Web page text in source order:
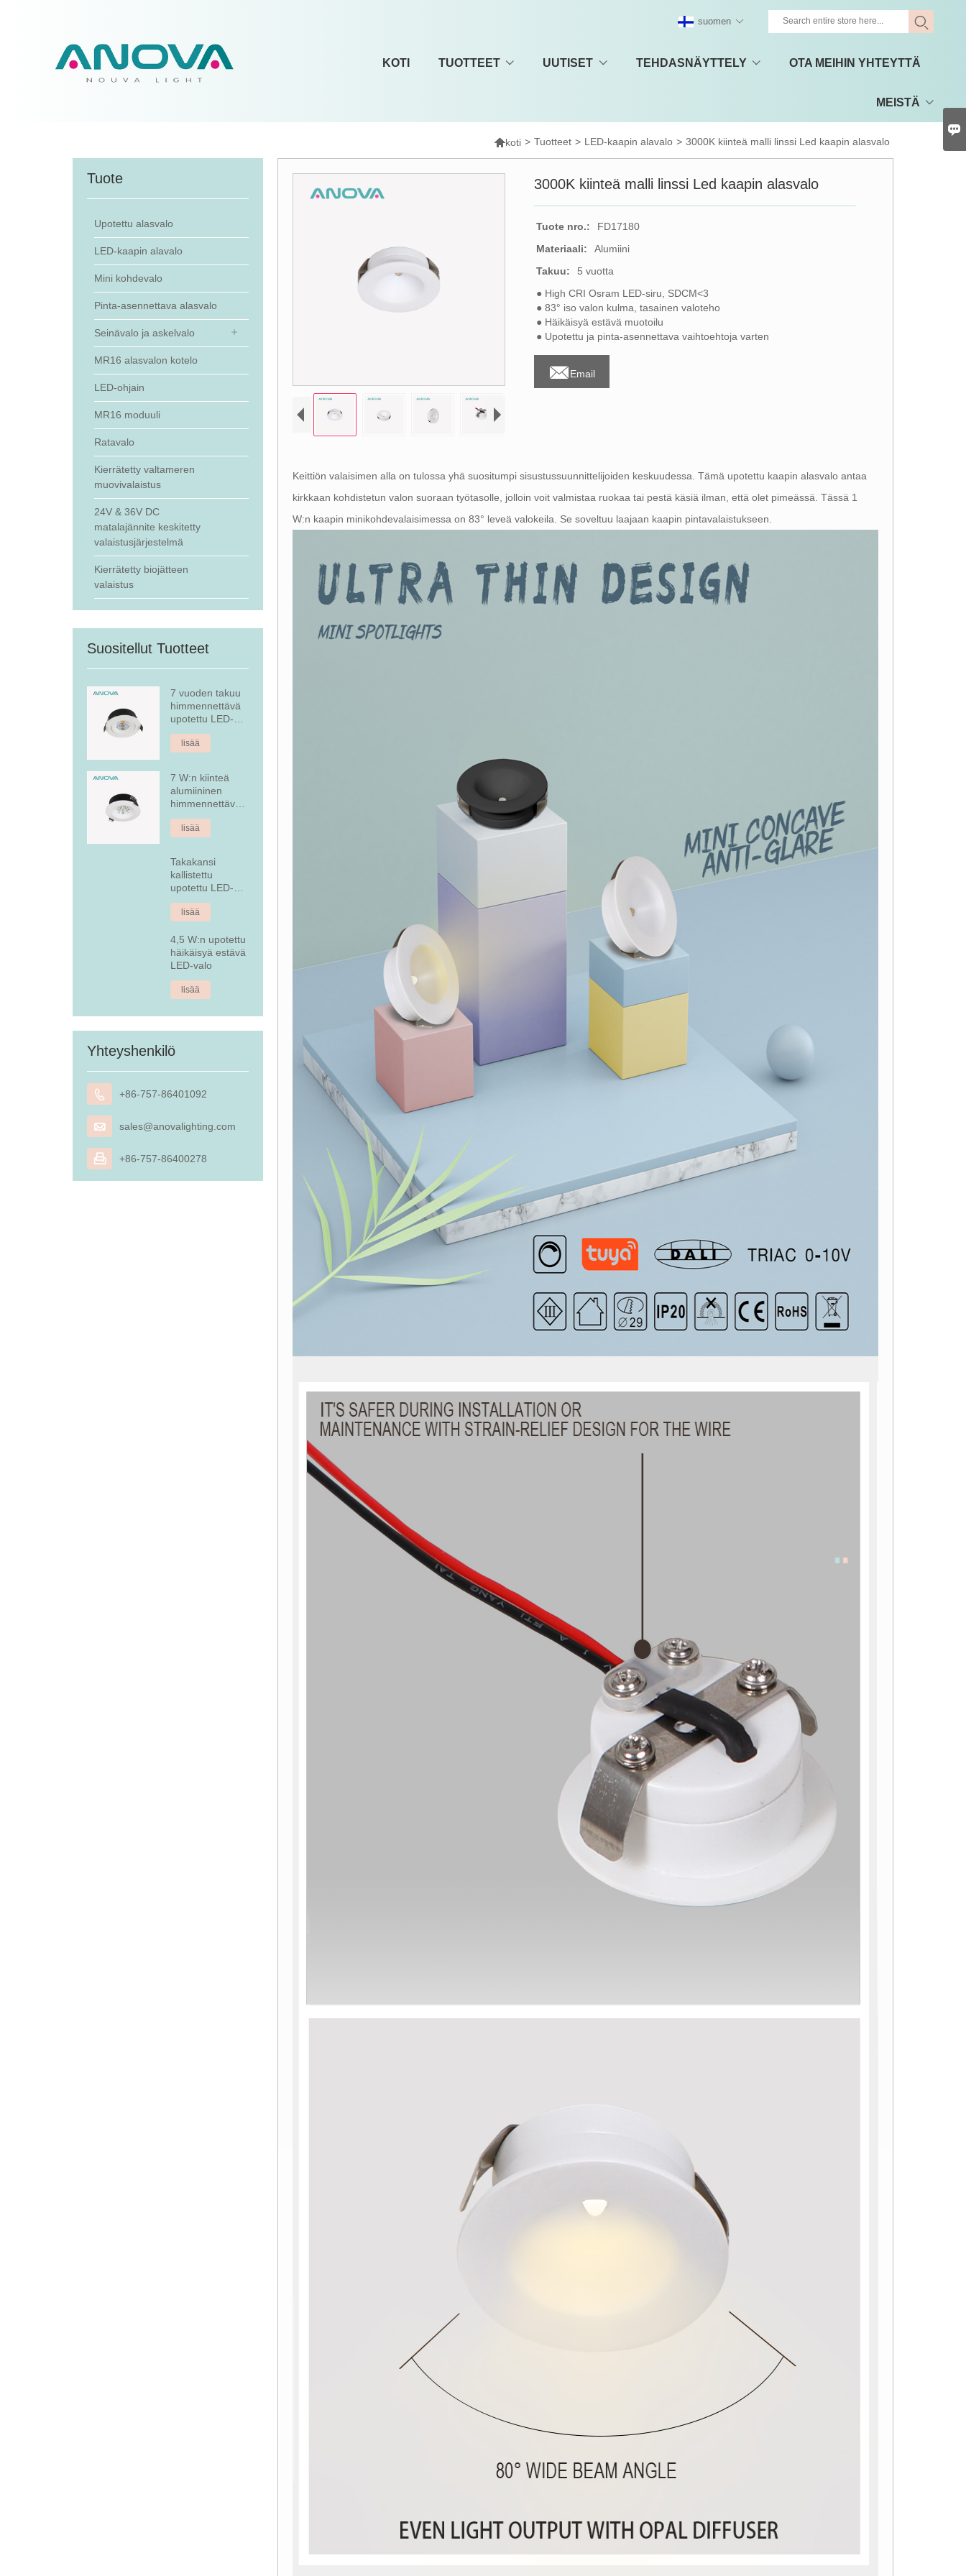
KOTI TUOTTEET UUTISET TEHDASNÄYTTELY OTA MEIHIN YHTEYTTÄ
MEISTÄ
suomen
koti > Tuotteet > LED-kaapin alavalo > 3000K kiinteä malli linssi Led kaapin alasvalo
Tuote
Upotettu alasvalo
LED-kaapin alavalo
Mini kohdevalo
Pinta-asennettava alasvalo
Seinävalo ja askelvalo
MR16 alasvalon kotelo
LED-ohjain
MR16 moduuli
Ratavalo
Kierrätetty valtameren
muovivalaistus
24V & 36V DC
matalajännite keskitetty
valaistusjärjestelmä
Kierrätetty biojätteen
valaistus
Suositellut Tuotteet
7 vuoden takuu
himmennettävä
upotettu LED-
alasvalo
lisää
7 W:n kiinteä
alumiininen
himmennettävä
upotettu LED-
alasvalo
lisää
Takakansi
kallistettu
upotettu LED-
alasvalo
lisää
4,5 W:n upotettu
häikäisyä estävä
LED-valo
lisää
Yhteyshenkilö
 +86-757-86401092
 sales@anovalighting.com
 +86-757-86400278
3000K kiinteä malli linssi Led kaapin alasvalo
Tuote nro.:
FD17180
Materiaali:
Alumiini
Takuu:
5 vuotta
● High CRI Osram LED-siru, SDCM<3
● 83° iso valon kulma, tasainen valoteho
● Häikäisyä estävä muotoilu
● Upotettu ja pinta-asennettava vaihtoehtoja varten
Email
Keittiön valaisimen alla on tulossa yhä suositumpi sisustussuunnittelijoiden keskuudessa. Tämä upotettu kaapin alasvalo antaa
kirkkaan kohdistetun valon suoraan työtasolle, jolloin voit valmistaa ruokaa tai pestä käsiä ilman, että olet pimeässä. Tässä 1
W:n kaapin minikohdevalaisimessa on 83° leveä valokeila. Se soveltuu laajaan kaapin pintavalaistukseen.
